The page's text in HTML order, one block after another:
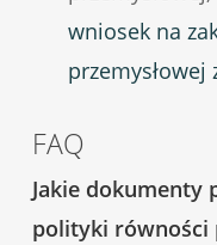
wniosek na
przemysłowej
FAQ
Jakie dokumenty
polityki równości